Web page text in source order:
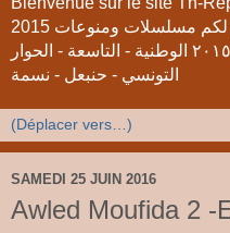
2015 مرحبا بكم على موقع الذي سيجمع لكم مسلسلات ومنوعات
القنوات التونسية لرمضان ٢٠١٥ الوطنية - التاسعة - الحوار
التونسي - حنبعل - نسمة
SAMEDI 25 JUIN 2016